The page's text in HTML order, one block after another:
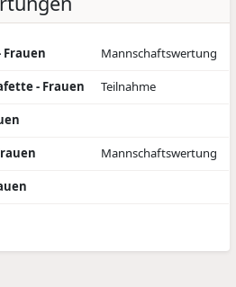
Mannschaftswertung
- Frauen Teilnahme
Mannschaftswertung